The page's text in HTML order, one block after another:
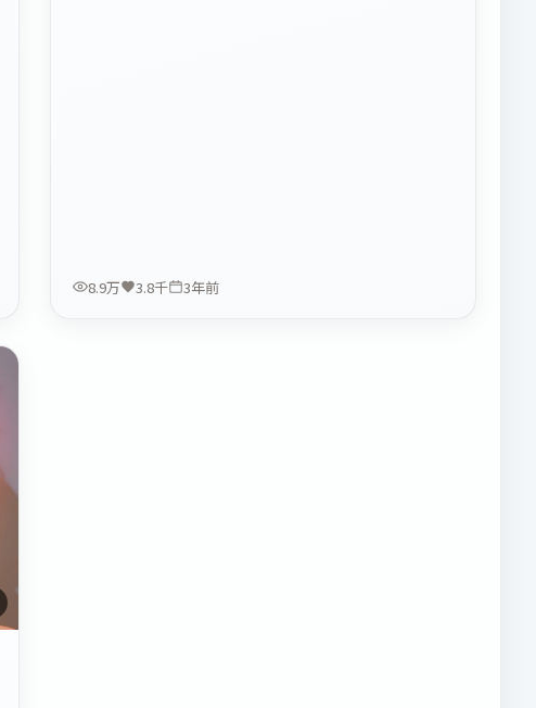
8.9万 3.8千 3年前